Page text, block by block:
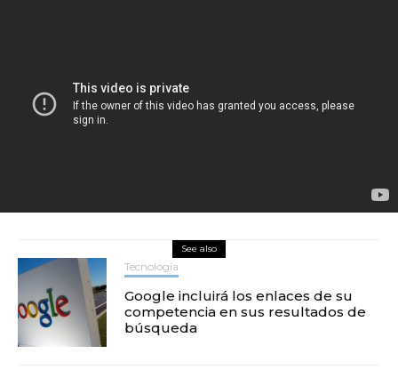
See also
Tecnología
Google incluirá los enlaces de su
competencia en sus resultados de
búsqueda